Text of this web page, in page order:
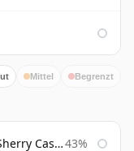
Mittel Begrenzt
& Macphail 43%